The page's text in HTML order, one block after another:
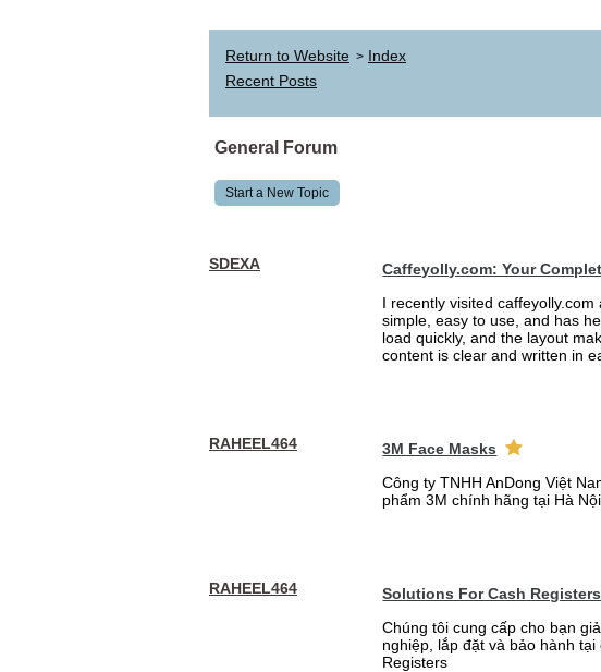
Return to Website > Index
Recent Posts
General Forum
Start a New Topic
SDEXA
Caffeyolly.com: Your
I recently visited
simple, easy to use, and has
load quickly, and the layout
content is clear and written in
RAHEEL464
3M Face Masks
Công ty TNHH AnDong Việt
phẩm 3M chính hãng tại Hà
RAHEEL464
Solutions For Cash Registers
Chúng tôi cung cấp cho bạn
nghiệp, lắp đặt và bảo hành
Registers